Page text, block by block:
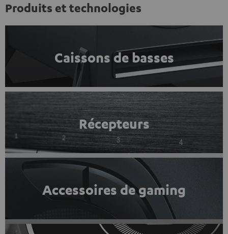
Produits et technologies
Caissons de basses
Récepteurs
Accessoires de gaming